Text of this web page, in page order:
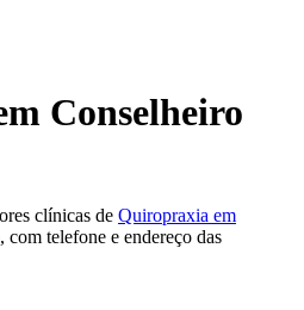
Conselheiro
clínicas de Quiropraxia em
com telefone e endereço das